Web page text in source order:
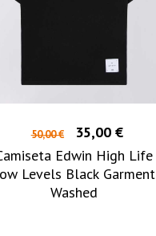
50,00 €
35,00 €
Edwin High Life
Levels Black Garment
Washed